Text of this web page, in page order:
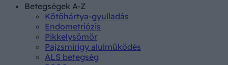
Betegségek A-Z
Kötőhártya-gyulladás
Endometriózis
Pikkelysömör
Pajzsmirigy alulműködés
ALS betegség